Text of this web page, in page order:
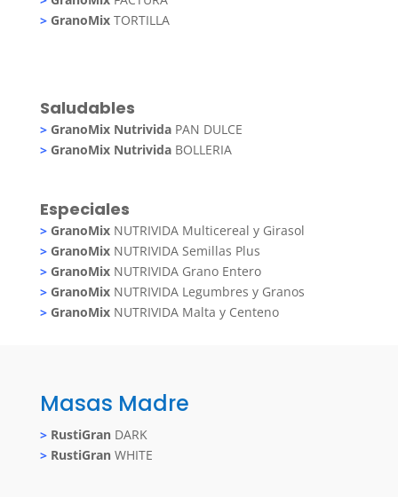
>GranoMix TORTILLA
Saludables
>GranoMix NutrividaPAN DULCE
>GranoMix Nutrivida BOLLERIA
Especiales
>GranoMixNUTRIVIDA Multicereal y Girasol
>GranoMixNUTRIVIDA Semillas Plus
>GranoMixNUTRIVIDA Grano Entero
>GranoMixNUTRIVIDA Legumbres y Granos
>GranoMixNUTRIVIDA Malta y Centeno
Masas Madre
> RustiGran DARK
> RustiGran WHITE